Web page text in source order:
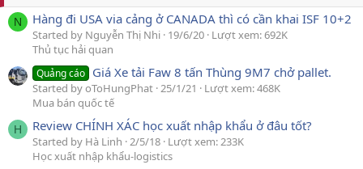
N Hàng đi USA via cảng ở CANADA thì có cần khai ISF 10+2
Started by Nguyễn Thị Nhi 19/6/20 Lượt xem: 692K
Thủ tục hải quan
Quảng cáo Giá Xe tải Faw 8 tấn Thùng 9M7 chở pallet.
Started by oToHungPhat 25/1/21
Lượt xem: 468K
Mua bán quốc tế
H Review CHÍNH XÁC học xuất nhập khẩu ở đâu tốt?
Started by Hà Linh 2/5/18 Lượt xem: 233K
Học xuất nhập khẩu-logistics